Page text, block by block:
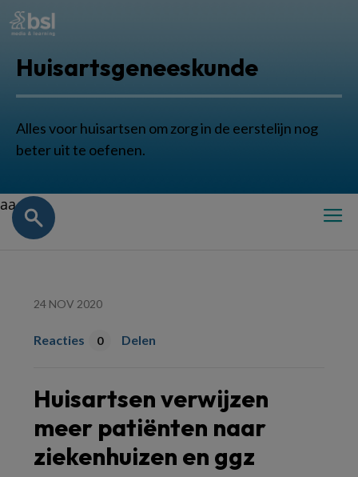
Huisartsgeneeskunde
Alles voor huisartsen om zorg in de eerstelijn nog
beter uit te oefenen.
aa
24 NOV 2020
Reacties 0 Delen
Huisartsen verwijzen
meer patiënten naar
ziekenhuizen en ggz